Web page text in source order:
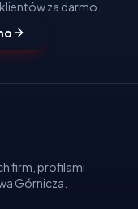
za darmo.
firm, profilami
Górnicza.